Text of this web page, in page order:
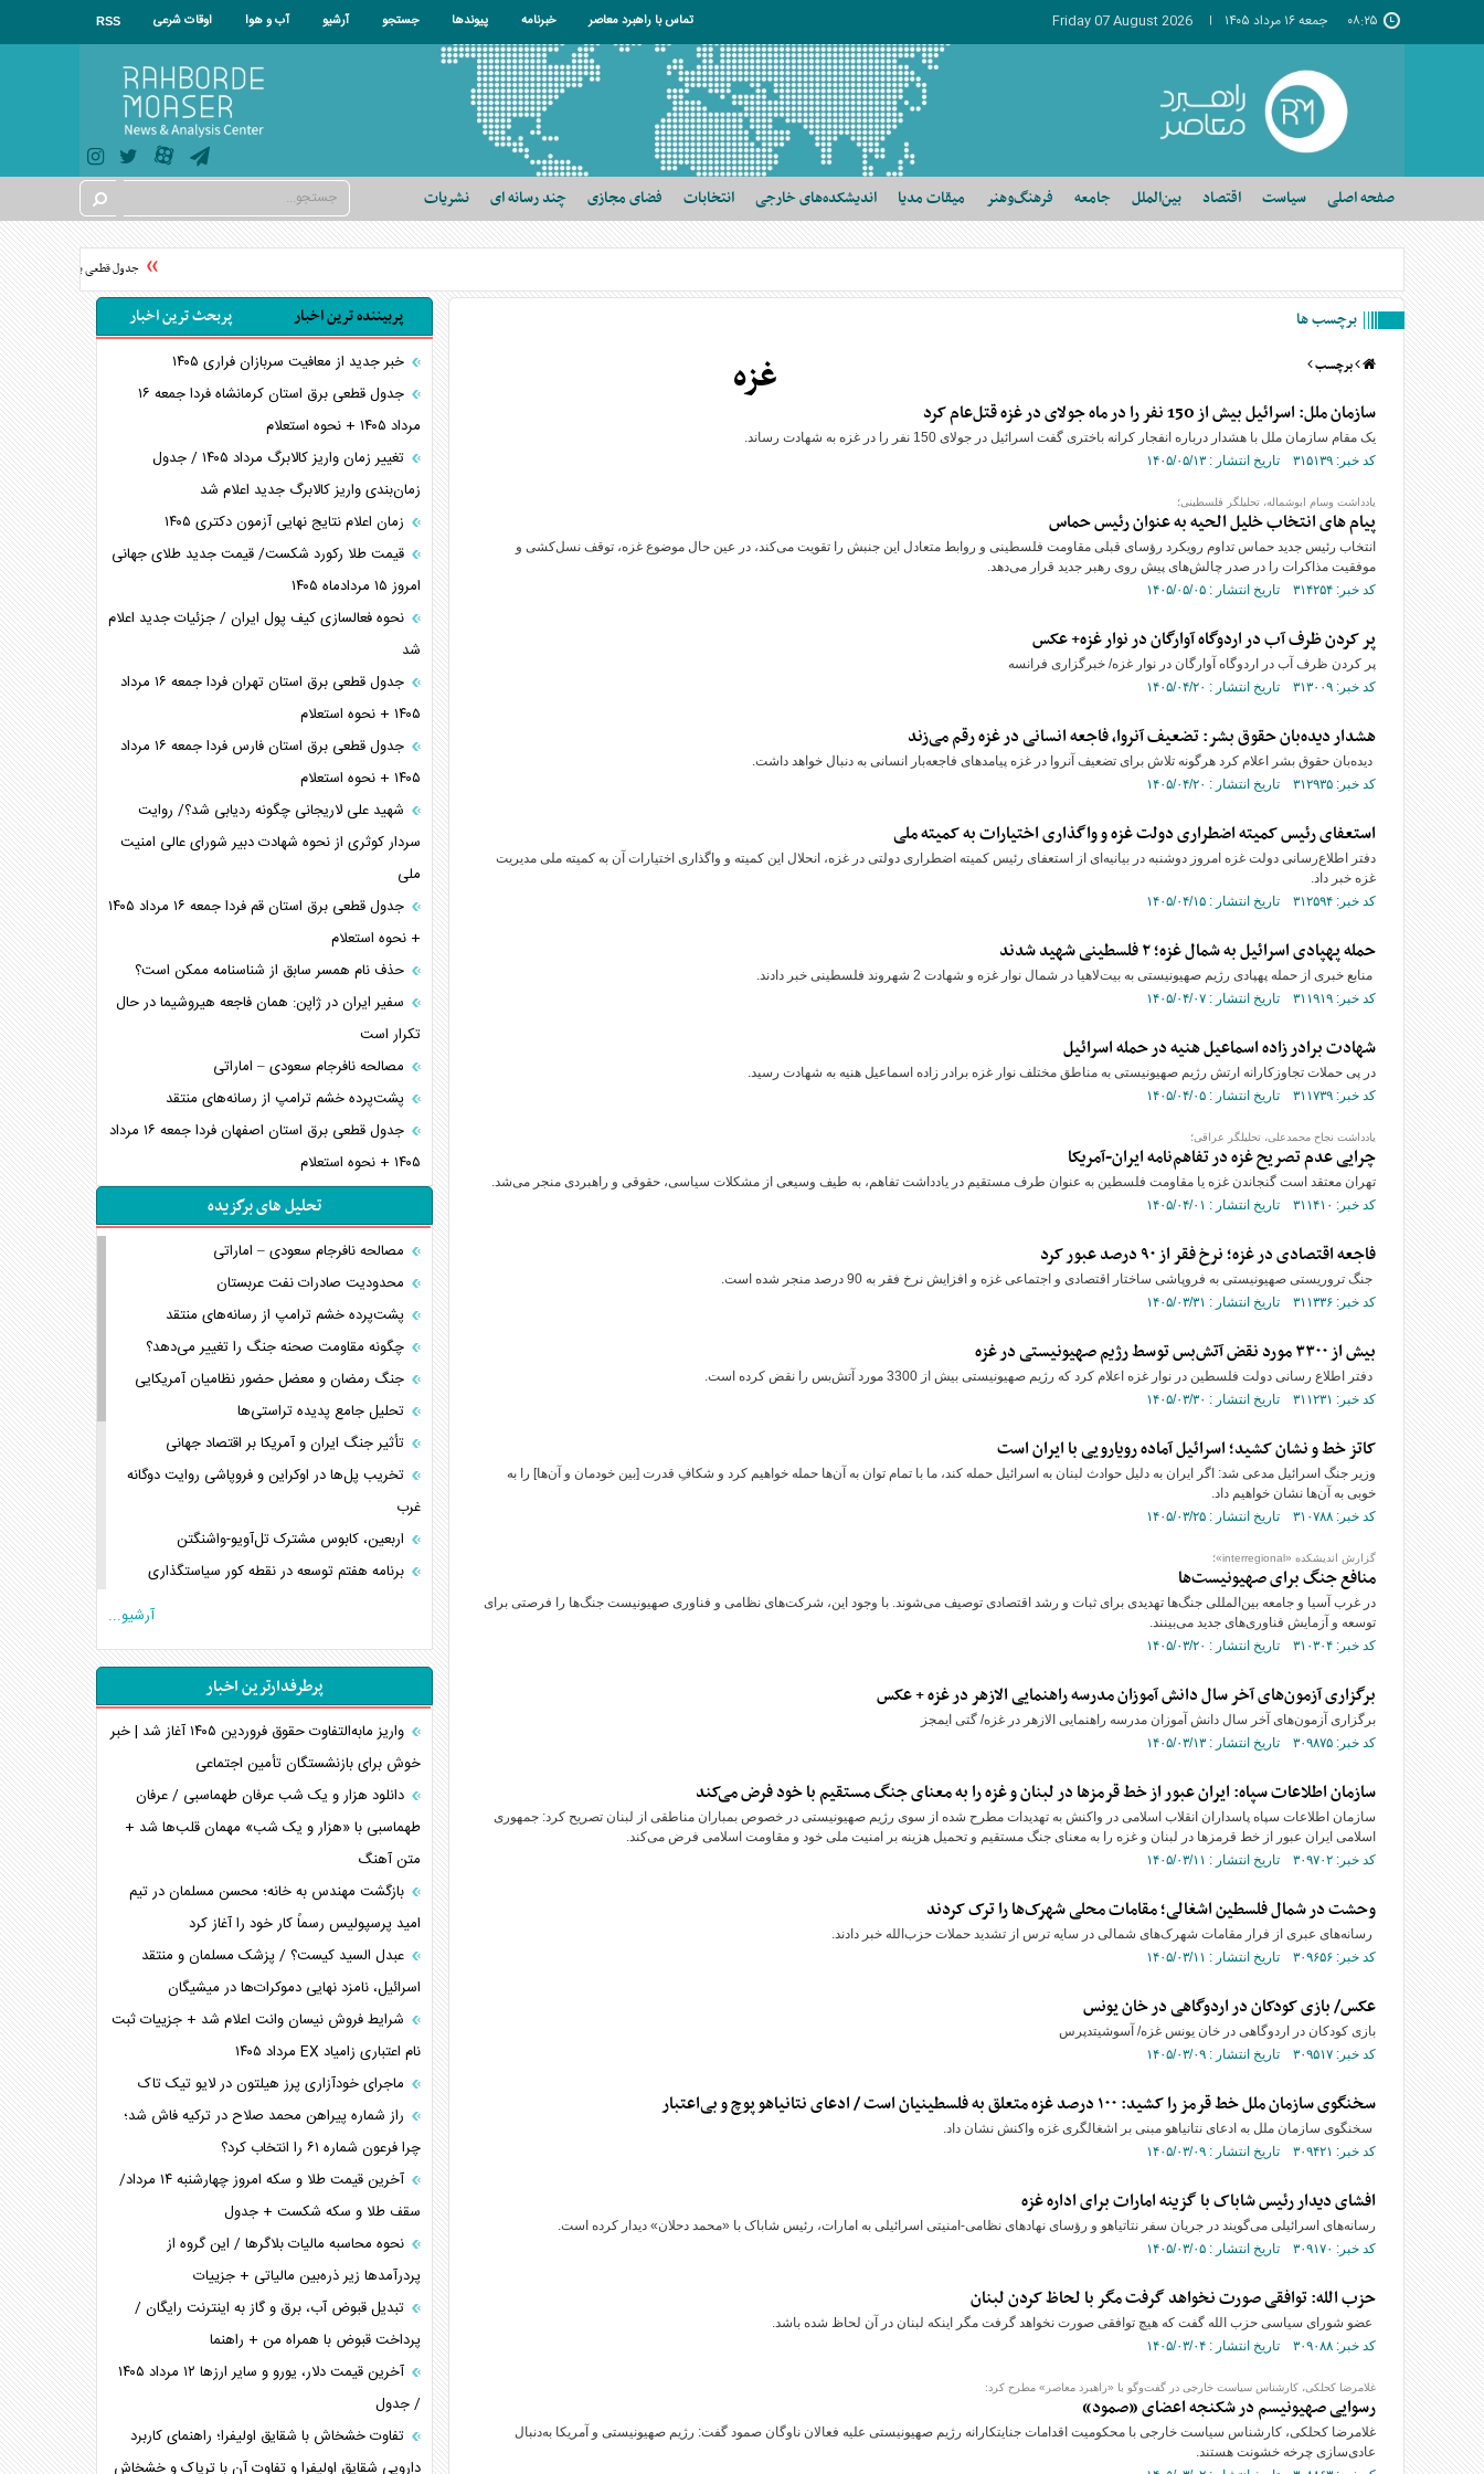
۰۸:۲۵ جمعه ۱۶ مرداد ۱۴۰۵ Friday 07 August 2026 تماس با راهبرد معاصر خبرنامه پیوندها جستجو آرشیو آب و هوا اوقات شرعی RSS
صفحه اصلی سیاست اقتصاد بین‌الملل جامعه فرهنگ‌وهنر میقات مدیا اندیشکده‌های خارجی انتخابات فضای مجازی چند رسانه ای نشریات
جدول قطعی برق استان تهران فردا جمعه ۱۶ مرداد ۱۴۰۵ +
برچسب ها
برچسب غزه
سازمان‌ ملل: اسرائیل بیش از 150 نفر را در ماه جولای در غزه قتل‌عام کرد
یک مقام سازمان ملل با هشدار درباره انفجار کرانه باختری گفت اسرائیل در جولای 150 نفر را در غزه به شهادت رساند.
کد خبر: ۳۱۵۱۳۹ تاریخ انتشار : ۱۴۰۵/۰۵/۱۳
یادداشت وسام ابوشماله، تحلیلگر فلسطینی؛
پیام های انتخاب خلیل الحیه به عنوان رئیس حماس
انتخاب رئیس جدید حماس تداوم رویکرد رؤسای قبلی مقاومت فلسطینی و روابط متعادل این جنبش را تقویت می‌کند، در عین حال موضوع غزه، توقف نسل‌کشی و
موفقیت مذاکرات را در صدر چالش‌های پیش روی رهبر جدید قرار می‌دهد.
کد خبر: ۳۱۴۲۵۴ تاریخ انتشار : ۱۴۰۵/۰۵/۰۵
پر کردن ظرف آب در اردوگاه آوارگان در نوار غزه+ عکس
پر کردن ظرف آب در اردوگاه آوارگان در نوار غزه/ خبرگزاری فرانسه
کد خبر: ۳۱۳۰۰۹ تاریخ انتشار : ۱۴۰۵/۰۴/۲۰
هشدار دیده‌بان حقوق بشر: تضعیف آنروا، فاجعه انسانی در غزه رقم می‌زند
دیده‌بان حقوق بشر اعلام کرد هرگونه تلاش برای تضعیف آنروا در غزه پیامدهای فاجعه‌بار انسانی به دنبال خواهد داشت.
کد خبر: ۳۱۲۹۳۵ تاریخ انتشار : ۱۴۰۵/۰۴/۲۰
استعفای رئیس کمیته اضطراری دولت غزه و واگذاری اختیارات به کمیته ملی
دفتر اطلاع‌رسانی دولت غزه امروز دوشنبه در بیانیه‌ای از استعفای رئیس کمیته اضطراری دولتی در غزه، انحلال این کمیته و واگذاری اختیارات آن به کمیته ملی مدیریت
غزه خبر داد.
کد خبر: ۳۱۲۵۹۴ تاریخ انتشار : ۱۴۰۵/۰۴/۱۵
حمله پهپادی اسرائیل به شمال غزه؛ ۲ فلسطینی شهید شدند
منابع خبری از حمله پهپادی رژیم صهیونیستی به بیت‌لاهیا در شمال نوار غزه و شهادت 2 شهروند فلسطینی خبر دادند.
کد خبر: ۳۱۱۹۱۹ تاریخ انتشار : ۱۴۰۵/۰۴/۰۷
شهادت برادر زاده اسماعیل هنیه در حمله اسرائیل
در پی حملات تجاوزکارانه ارتش رژیم صهیونیستی به مناطق مختلف نوار غزه برادر زاده اسماعیل هنیه به شهادت رسید.
کد خبر: ۳۱۱۷۳۹ تاریخ انتشار : ۱۴۰۵/۰۴/۰۵
یادداشت نجاح محمدعلی، تحلیلگر عراقی؛
چرایی عدم تصریح غزه در تفاهم‌نامه ایران-آمریکا
تهران معتقد است گنجاندن غزه یا مقاومت فلسطین به عنوان طرف مستقیم در یادداشت تفاهم، به طیف وسیعی از مشکلات سیاسی، حقوقی و راهبردی منجر می‌شد.
کد خبر: ۳۱۱۴۱۰ تاریخ انتشار : ۱۴۰۵/۰۴/۰۱
فاجعه اقتصادی در غزه؛ نرخ فقر از ۹۰ درصد عبور کرد
جنگ تروریستی صهیونیستی به فروپاشی ساختار اقتصادی و اجتماعی غزه و افزایش نرخ فقر به 90 درصد منجر شده است.
کد خبر: ۳۱۱۳۳۶ تاریخ انتشار : ۱۴۰۵/۰۳/۳۱
بیش از ۳۳۰۰ مورد نقض آتش‌بس توسط رژیم صهیونیستی در غزه
دفتر اطلاع‌ رسانی دولت فلسطین در نوار غزه اعلام کرد که رژیم صهیونیستی بیش از 3300 مورد آتش‌بس را نقض کرده است.
کد خبر: ۳۱۱۲۳۱ تاریخ انتشار : ۱۴۰۵/۰۳/۳۰
کاتز خط و نشان کشید؛ اسرائیل آماده رویارویی با ایران است
وزیر جنگ اسرائیل مدعی شد: اگر ایران به دلیل حوادث لبنان به اسرائیل حمله کند، ما با تمام توان به آن‌ها حمله خواهیم کرد و شکافِ قدرت [بین خودمان و آن‌ها] را به
خوبی به آن‌ها نشان خواهیم داد.
کد خبر: ۳۱۰۷۸۸ تاریخ انتشار : ۱۴۰۵/۰۳/۲۵
گزارش اندیشکده «interregional»؛
منافع جنگ برای صهیونیست‌ها
در غرب آسیا و جامعه بین‌المللی جنگ‌ها تهدیدی برای ثبات و رشد اقتصادی توصیف می‌شوند. با وجود این، شرکت‌های نظامی و فناوری صهیونیست جنگ‌ها را فرصتی برای
توسعه و آزمایش فناوری‌های جدید می‌بینند.
کد خبر: ۳۱۰۳۰۴ تاریخ انتشار : ۱۴۰۵/۰۳/۲۰
برگزاری آزمون‌های آخر سال دانش آموزان مدرسه راهنمایی الازهر در غزه + عکس
برگزاری آزمون‌های آخر سال دانش آموزان مدرسه راهنمایی الازهر در غزه/ گتی ایمجز
کد خبر: ۳۰۹۸۷۵ تاریخ انتشار : ۱۴۰۵/۰۳/۱۳
سازمان اطلاعات سپاه: ایران عبور از خط قرمز‌ها در لبنان و غزه را به معنای جنگ مستقیم با خود فرض می‌کند
سازمان اطلاعات سپاه پاسداران انقلاب اسلامی در واکنش به تهدیدات مطرح شده از سوی رژیم صهیونیستی در خصوص بمباران مناطقی از لبنان تصریح کرد: جمهوری
اسلامی ایران عبور از خط قرمز‌ها در لبنان و غزه را به معنای جنگ مستقیم و تحمیل هزینه بر امنیت ملی خود و مقاومت اسلامی فرض می‌کند.
کد خبر: ۳۰۹۷۰۲ تاریخ انتشار : ۱۴۰۵/۰۳/۱۱
وحشت در شمال فلسطین اشغالی؛ مقامات محلی شهرک‌ها را ترک کردند
رسانه‌های عبری از فرار مقامات شهرک‌های شمالی در سایه ترس از تشدید حملات حزب‌الله خبر دادند.
کد خبر: ۳۰۹۶۵۶ تاریخ انتشار : ۱۴۰۵/۰۳/۱۱
عکس/ بازی کودکان در اردوگاهی در خان یونس
بازی کودکان در اردوگاهی در خان یونس غزه/ آسوشیتدپرس
کد خبر: ۳۰۹۵۱۷ تاریخ انتشار : ۱۴۰۵/۰۳/۰۹
سخنگوی سازمان ملل خط قرمز را کشید: ۱۰۰ درصد غزه متعلق به فلسطینیان است / ادعای نتانیاهو پوچ و بی‌اعتبار
سخنگوی سازمان ملل به ادعای نتانیاهو مبنی بر اشغالگری غزه واکنش نشان داد.
کد خبر: ۳۰۹۴۲۱ تاریخ انتشار : ۱۴۰۵/۰۳/۰۹
افشای دیدار رئیس شاباک با گزینه امارات برای اداره غزه
رسانه‌های اسرائیلی می‌گویند در جریان سفر نتاتیاهو و رؤسای نهادهای نظامی-امنیتی اسرائیلی به امارات، رئیس شاباک با «محمد دحلان» دیدار کرده است.
کد خبر: ۳۰۹۱۷۰ تاریخ انتشار : ۱۴۰۵/۰۳/۰۵
حزب الله: توافقی صورت نخواهد گرفت مگر با لحاظ کردن لبنان
عضو شورای سیاسی حزب الله گفت که هیچ توافقی صورت نخواهد گرفت مگر اینکه لبنان در آن لحاظ شده باشد.
کد خبر: ۳۰۹۰۸۸ تاریخ انتشار : ۱۴۰۵/۰۳/۰۴
غلامرضا کحلکی، کارشناس سیاست خارجی در گفت‌وگو با «راهبرد معاصر» مطرح کرد:
رسوایی صهیونیسم در شکنجه اعضای «صمود»
غلامرضا کحلکی، کارشناس سیاست خارجی با محکومیت اقدامات جنایتکارانه رژیم صهیونیستی علیه فعالان ناوگان صمود گفت: رژیم صهیونیستی و آمريکا به‌دنبال
عادی‌سازی چرخه خشونت هستند.
پربیننده ترین اخبار پربحث ترین اخبار
خبر جدید از معافیت سربازان فراری ۱۴۰۵
جدول قطعی برق استان کرمانشاه فردا جمعه ۱۶
مرداد ۱۴۰۵ + نحوه استعلام
تغییر زمان واریز کالابرگ مرداد ۱۴۰۵ / جدول
زمان‌بندی واریز کالابرگ جدید اعلام شد
زمان اعلام نتایج نهایی آزمون دکتری ۱۴۰۵
قیمت طلا رکورد شکست/ قیمت جدید طلای جهانی
امروز ۱۵ مردادماه ۱۴۰۵
نحوه فعالسازی کیف پول ایران / جزئیات جدید اعلام
شد
جدول قطعی برق استان تهران فردا جمعه ۱۶ مرداد
۱۴۰۵ + نحوه استعلام
جدول قطعی برق استان فارس فردا جمعه ۱۶ مرداد
۱۴۰۵ + نحوه استعلام
شهید علی لاریجانی چگونه ردیابی شد؟/ روایت
سردار کوثری از نحوه شهادت دبیر شورای عالی امنیت
ملی
جدول قطعی برق استان قم فردا جمعه ۱۶ مرداد ۱۴۰۵
+ نحوه استعلام
حذف نام همسر سابق از شناسنامه ممکن است؟
سفیر ایران در ژاپن: همان فاجعه هیروشیما در حال
تکرار است
مصالحه نافرجام سعودی – اماراتی
پشت‌پرده خشم ترامپ از رسانه‌های منتقد
جدول قطعی برق استان اصفهان فردا جمعه ۱۶ مرداد
۱۴۰۵ + نحوه استعلام
تحلیل های برگزیده
مصالحه نافرجام سعودی – اماراتی
محدودیت صادرات نفت عربستان
پشت‌پرده خشم ترامپ از رسانه‌های منتقد
چگونه مقاومت صحنه جنگ را تغییر می‌دهد؟
جنگ رمضان و معضل حضور نظامیان آمریکایی
تحلیل جامع پدیده تراستی‌ها
تأثیر جنگ ایران و آمریکا بر اقتصاد جهانی
تخریب پل‌ها در اوکراین و فروپاشی روایت دوگانه
غرب
اربعین، کابوس مشترک تل‌آویو-واشنگتن
برنامه هفتم توسعه در نقطه کور سیاستگذاری
کنوانسیون دریای خزر در راستای منافع ملی است؟
اهمیت راهبردی اردن برای آمریکا
پیام، ظرفیت بالفعل‌نشده تجارت ایران
همسویی عربستان با سنتکام علیه متحدان ایران
ترامپ و توهم خلع سلاح حماس
چرا کویت به دنبال شریک امنیتی جدید است؟
اعتراف غرب به قدرت ایران در تثبیت معادلات
خطای راهبردی ترامپ مقابل برزیل
متن و حاشیه سفر نتانیاهو به آمریکا
آرشیو...
پرطرفدارترین اخبار
واریز مابه‌التفاوت حقوق فروردین ۱۴۰۵ آغاز شد | خبر
خوش برای بازنشستگان تأمین اجتماعی
دانلود هزار و یک شب عرفان طهماسبی / عرفان
طهماسبی با «هزار و یک شب» مهمان قلب‌ها شد +
متن آهنگ
بازگشت مهندس به خانه؛ محسن مسلمان در تیم
امید پرسپولیس رسماً کار خود را آغاز کرد
عبدل السید کیست؟ / پزشک مسلمان و منتقد
اسرائیل، نامزد نهایی دموکرات‌ها در میشیگان
شرایط فروش نیسان وانت اعلام شد + جزییات ثبت
نام اعتباری زامیاد EX مرداد ۱۴۰۵
ماجرای خودآزاری پرز هیلتون در لایو تیک تاک
راز شماره پیراهن محمد صلاح در ترکیه فاش شد؛
چرا فرعون شماره ۶۱ را انتخاب کرد؟
آخرین قیمت طلا و سکه امروز چهارشنبه ۱۴ مرداد/
سقف طلا و سکه شکست + جدول
نحوه محاسبه مالیات بلاگر‌ها / این گروه از
پردرآمد‌ها زیر ذره‌بین مالیاتی + جزییات
تبدیل قبوض آب، برق و گاز به اینترنت رایگان /
پرداخت قبوض با همراه من + راهنما
آخرین قیمت دلار، یورو و سایر ارز‌ها ۱۲ مرداد ۱۴۰۵
/ جدول
تفاوت خشخاش با شقایق اولیفرا؛ راهنمای کاربرد
دارویی شقایق اولیفرا و تفاوت آن با تریاک و خشخاش